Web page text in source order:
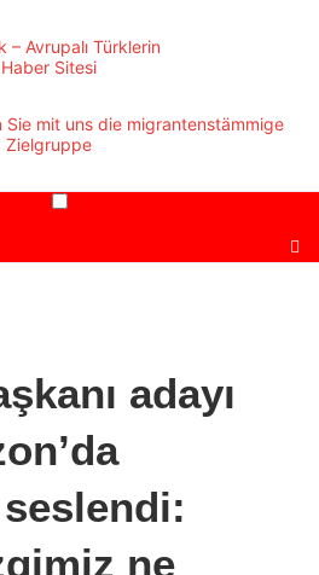
adayı
ne